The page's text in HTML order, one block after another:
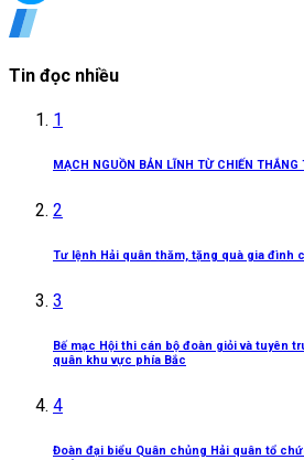
Tin đọc nhiều
1
MẠCH NGUỒN BẢN LĨNH TỪ CHIẾN THẮNG
2
Tư lệnh Hải quân thăm, tặng quà gia đình
3
Bế mạc Hội thi cán bộ đoàn giỏi và tuyên
quân khu vực phía Bắc
4
Đoàn đại biểu Quân chủng Hải quân tổ